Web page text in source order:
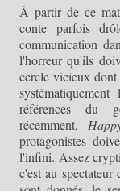
À partir de ce
conte parfois
communication
l'horreur qu'ils
cercle vicieux dont
références du
récemment,
protagonistes
l'infini. Assez
c'est au